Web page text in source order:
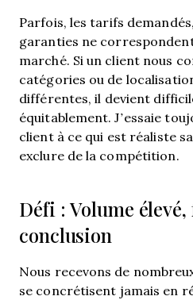
Parfois, les tarifs
garanties ne
marché. Si un client nous
catégories ou de
différentes, il devient
équitablement. J’essaie
client à ce qui est réaliste
exclure de la compétition.
Défi : Volume
conclusion
Nous recevons de
se concrétisent jamais en